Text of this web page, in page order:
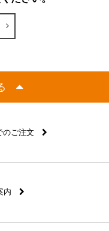
のご注文
内